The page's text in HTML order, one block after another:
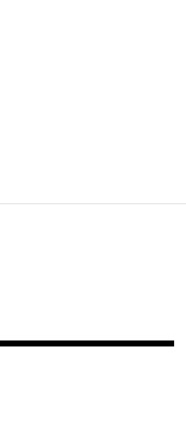
明となるべき理由